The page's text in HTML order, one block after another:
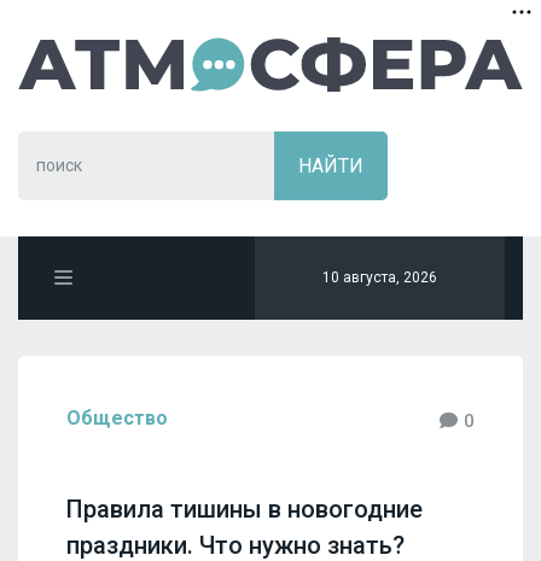
10 августа, 2026
Общество 0
Правила тишины в новогодние
праздники. Что нужно знать?